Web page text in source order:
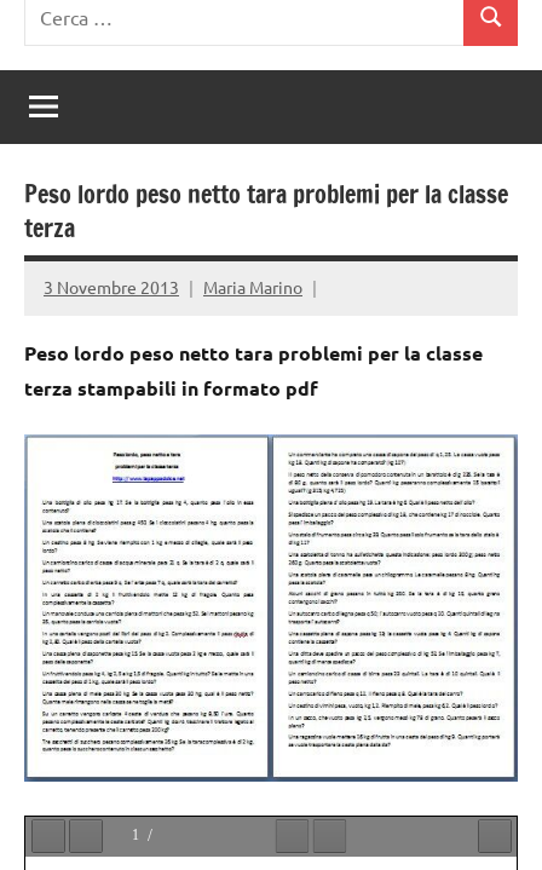
per:
Cerca
Peso lordo peso netto tara problemi per la classe
terza
3 Novembre 2013 Maria Marino
Peso lordo peso netto tara problemi per la classe
terza stampabili in formato pdf